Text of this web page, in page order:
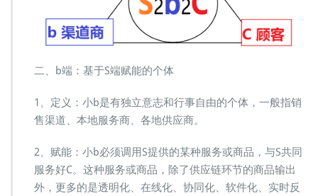
二、b端：基于S端赋能的个体
1、定义：小b是有独立意志和行事自由的个体，一般指销
售渠道、本地服务商、各地供应商。
2、赋能：小b必须调用S提供的某种服务或商品，与S共同
服务好C。这种服务或商品，除了供应链环节的商品输出
外，更多的是透明化、在线化、协同化、软件化、实时反